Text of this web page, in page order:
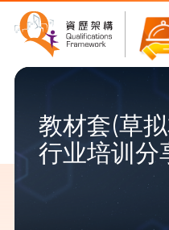
教材套(草
行业培训分